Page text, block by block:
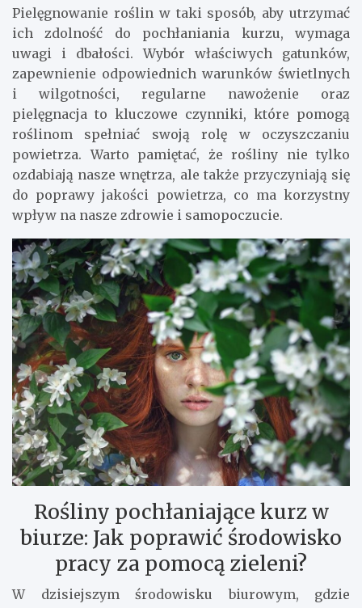
Pielęgnowanie roślin w taki sposób, aby utrzymać
ich zdolność do pochłaniania kurzu, wymaga
uwagi i dbałości. Wybór właściwych gatunków,
zapewnienie odpowiednich warunków świetlnych
i wilgotności, regularne nawożenie oraz
pielęgnacja to kluczowe czynniki, które pomogą
roślinom spełniać swoją rolę w oczyszczaniu
powietrza. Warto pamiętać, że rośliny nie tylko
ozdabiają nasze wnętrza, ale także przyczyniają się
do poprawy jakości powietrza, co ma korzystny
wpływ na nasze zdrowie i samopoczucie.
Rośliny pochłaniające kurz w
biurze: Jak poprawić środowisko
pracy za pomocą zieleni?
W dzisiejszym środowisku biurowym, gdzie